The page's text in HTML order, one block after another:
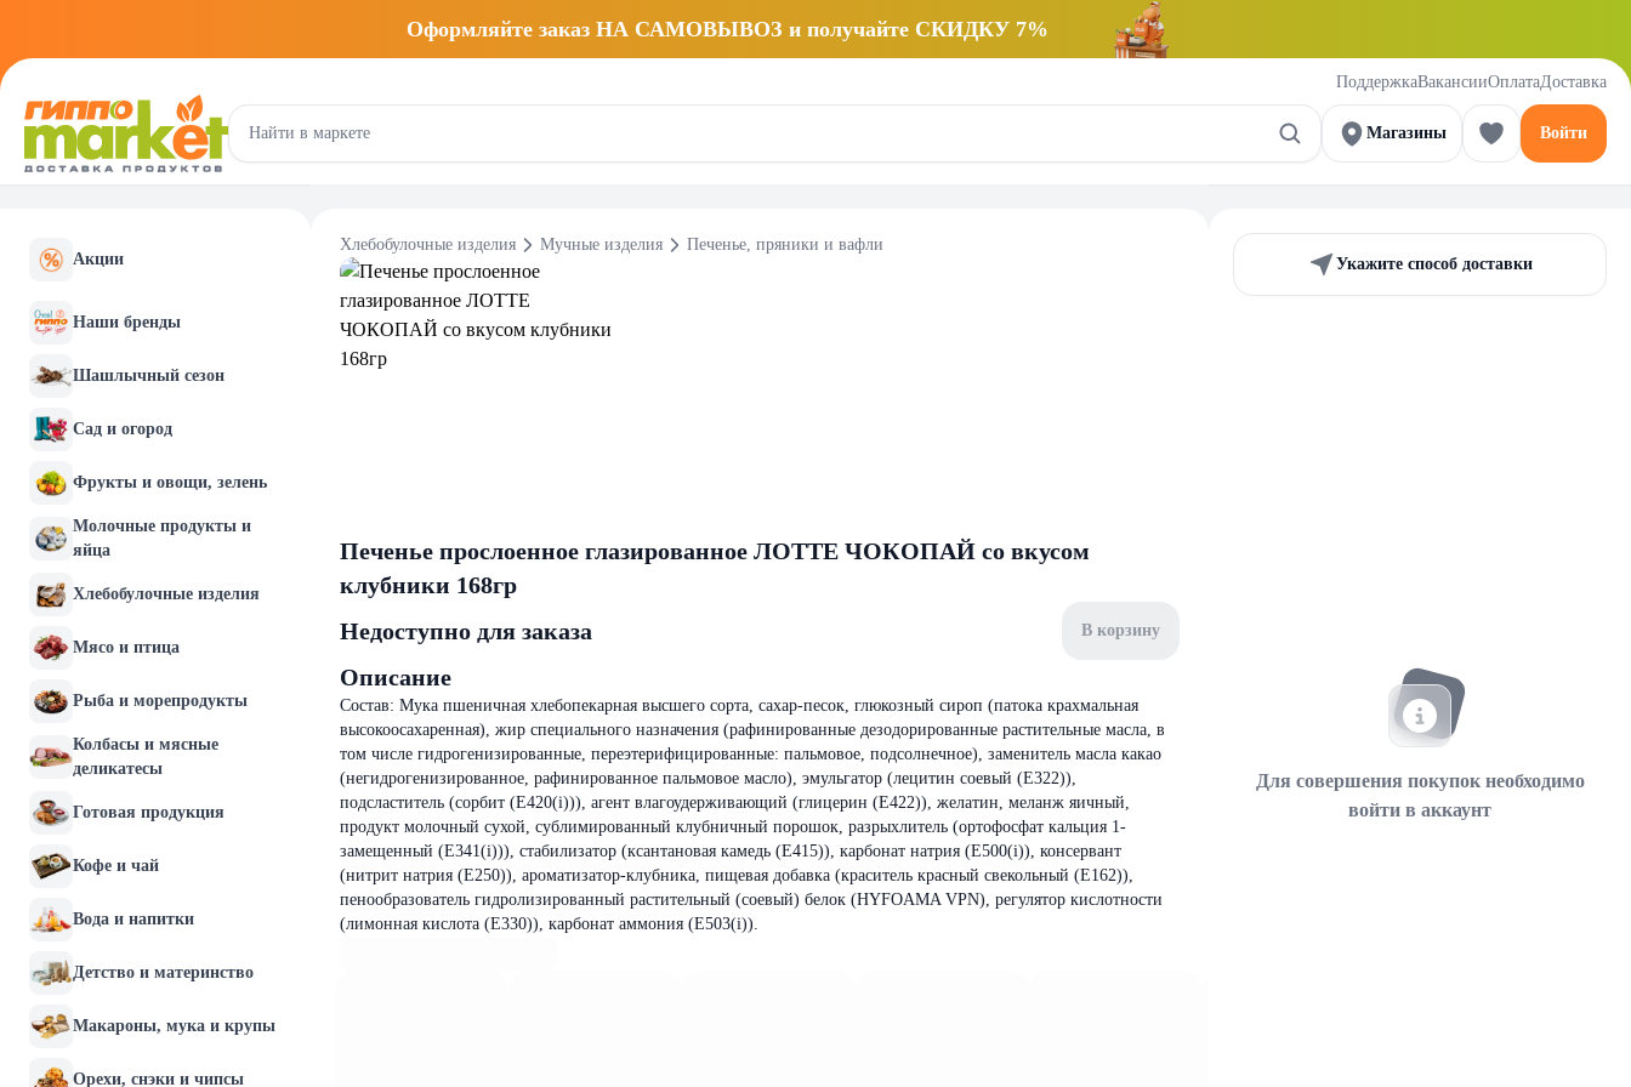
Оформляйте заказ НА САМОВЫВОЗ и получайте СКИДКУ 7%
ПоддержкаВакансииОплатаДоставка
Магазины Войти
Акции
Наши бренды
Шашлычный сезон
Сад и огород
Фрукты и овощи, зелень
Молочные продукты и
яйца
Хлебобулочные изделия
Мясо и птица
Рыба и морепродукты
Колбасы и мясные
деликатесы
Готовая продукция
Кофе и чай
Вода и напитки
Детство и материнство
Макароны, мука и крупы
Орехи, снэки и чипсы
Хлебобулочные изделия Мучные изделия Печенье, пряники и вафли
Печенье прослоенное глазированное ЛОТТЕ ЧОКОПАЙ со вкусом
клубники 168гр
Недоступно для заказа
В корзину
Описание
Состав: Мука пшеничная хлебопекарная высшего сорта, сахар-песок, глюкозный сироп (патока крахмальная
высокоосахаренная), жир специального назначения (рафинированные дезодорированные растительные масла, в
том числе гидрогенизированные, переэтерифицированные: пальмовое, подсолнечное), заменитель масла какао
(негидрогенизированное, рафинированное пальмовое масло), эмульгатор (лецитин соевый (Е322)),
подсластитель (сорбит (Е420(i))), агент влагоудерживающий (глицерин (Е422)), желатин, меланж яичный,
продукт молочный сухой, сублимированный клубничный порошок, разрыхлитель (ортофосфат кальция 1-
замещенный (Е341(i))), стабилизатор (ксантановая камедь (Е415)), карбонат натрия (Е500(i)), консервант
(нитрит натрия (Е250)), ароматизатор-клубника, пищевая добавка (краситель красный свекольный (Е162)),
пенообразователь гидролизированный растительный (соевый) белок (HYFOAMA VPN), регулятор кислотности
(лимонная кислота (Е330)), карбонат аммония (Е503(i)).
Укажите способ доставки
Для совершения покупок необходимо
войти в аккаунт